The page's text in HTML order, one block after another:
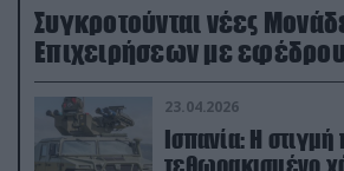
Συγκροτούνται νέες
Επιχειρήσεων με
23.04.2026
Ισπανία: Η στιγμή
τεθωρακισμένο